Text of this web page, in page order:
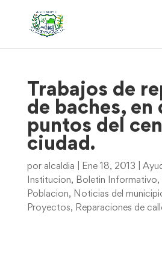
Trabajos de
de baches,
puntos del
ciudad.
por alcaldia Ene 18, 2013
Institucion, Boletin Informativo,
Poblacion, Noticias del
Proyectos, Reparaciones de